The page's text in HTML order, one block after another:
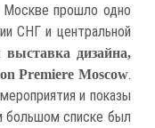
Москве прошло одно
СНГ и центральной
дизайна,
Premiere Moscow.
и показы
большом списке был